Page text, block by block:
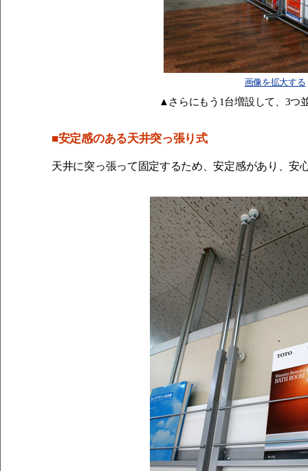
画像を拡大する
▲さらにもう1台増設して、3つ
■安定感のある天井突っ張り式
天井に突っ張って固定するため、安定感があり、安